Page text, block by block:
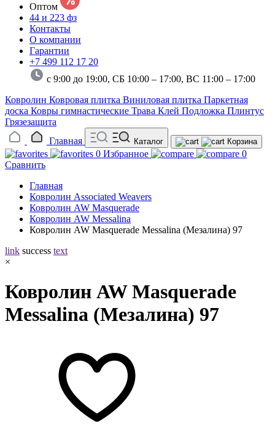
Оптом
44 и 223 фз
Контакты
О компании
Гарантии
+7 499 112 17 20
с 9:00 до 19:00, СБ 10:00 – 17:00, ВС 11:00 – 17:00
Ковролин Ковровая плитка Виниловая плитка Паркетная
доска Ковры гимнастические Трава Клей Подложка Плинтус
Грязезащита
Главная
Каталог Корзина
0 Избранное
0
Сравнить
Главная
Ковролин Associated Weavers
Ковролин AW Masquerade
Ковролин AW Messalina
Ковролин AW Masquerade Messalina (Мезалина) 97
link success text
×
Ковролин AW Masquerade
Messalina (Мезалина) 97